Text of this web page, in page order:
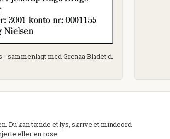
sammenlagt med Grenaa Bladet d.
Du kan tænde et lys, skrive et mindeord,
eller en rose